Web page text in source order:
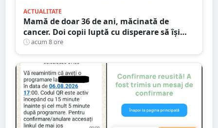
ACTUALITATE
Mamă de doar 36 de ani, măcinată de
cancer. Doi copii luptă cu disperare să își
salveze mama: „Nu o lăsați să se stingă”
acum 8 ore